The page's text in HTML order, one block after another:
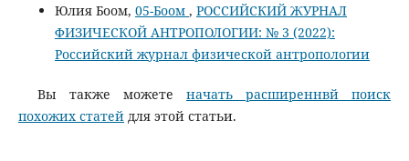
Юлия Боом, 05-Боом , РОССИЙСКИЙ ЖУРНАЛ
ФИЗИЧЕСКОЙ АНТРОПОЛОГИИ: № 3 (2022):
Российский журнал физической антропологии
Вы также можетеначать расширеннвй поиск
похожих статейдля этой статьи.